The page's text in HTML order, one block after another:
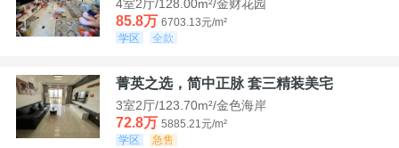
4室2厅/128.00m²/金财花园
85.8万 6703.13元/m²
学区
全款
菁英之选，简中正脉 套三精装美宅
3室2厅/123.70m²/金色海岸
72.8万 5885.21元/m²
学区
急售